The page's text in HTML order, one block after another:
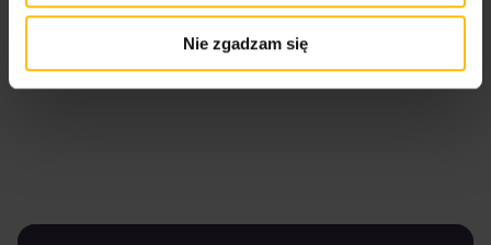
Nie zgadzam się